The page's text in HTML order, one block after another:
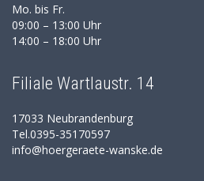
Mo. bis Fr.
09:00 – 13:00 Uhr
14:00 – 18:00 Uhr
Filiale Wartlaustr. 14
17033 Neubrandenburg
Tel.0395-35170597
info@hoergeraete-wanske.de